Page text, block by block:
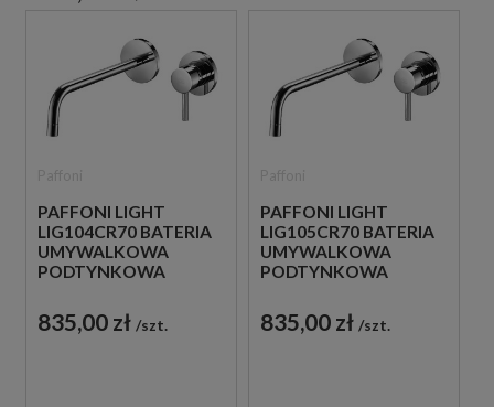
PAFFONI LIGHT
LIG104CR70 BATERIA
UMYWALKOWA
PODTYNKOWA
CHROM
835,00 zł szt.
PAFFONI LIGHT
LIG105CR70 BATERIA
UMYWALKOWA
PODTYNKOWA
CHROM
835,00 zł szt.